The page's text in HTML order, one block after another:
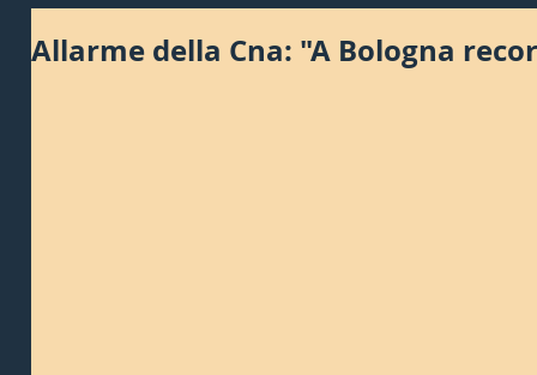
Allarme della Cna: "A Bologna